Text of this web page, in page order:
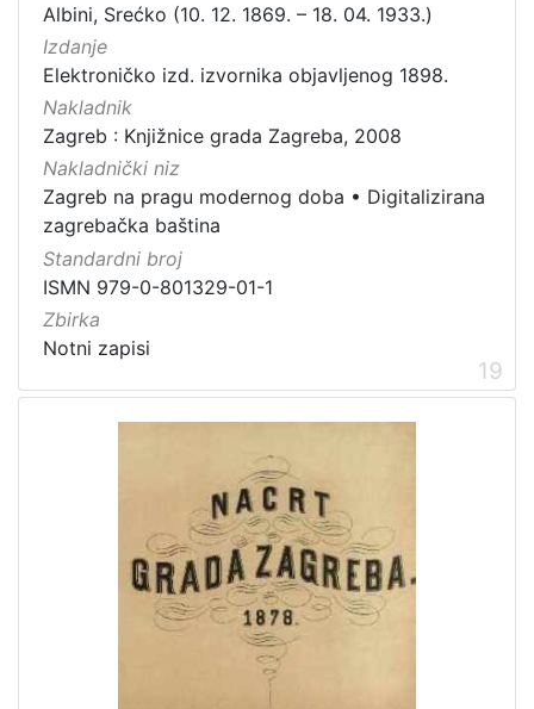
Albini, Srećko (10. 12. 1869. – 18. 04. 1933.)
Izdanje
Elektroničko izd. izvornika objavljenog 1898.
Nakladnik
Zagreb : Knjižnice grada Zagreba, 2008
Nakladnički niz
Zagreb na pragu modernog doba • Digitalizirana
zagrebačka baština
Standardni broj
ISMN 979-0-801329-01-1
Zbirka
Notni zapisi
19